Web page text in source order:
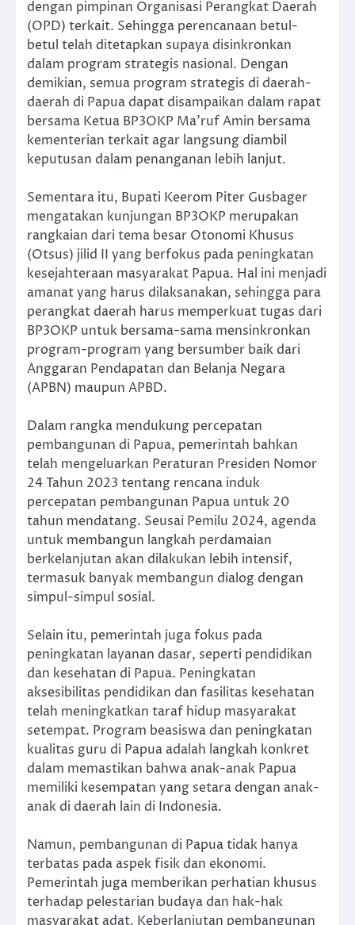
dengan pimpinan Organisasi Perangkat Daerah
(OPD) terkait. Sehingga perencanaan betul-
betul telah ditetapkan supaya disinkronkan
dalam program strategis nasional. Dengan
demikian, semua program strategis di daerah-
daerah di Papua dapat disampaikan dalam rapat
bersama Ketua BP3OKP Ma’ruf Amin bersama
kementerian terkait agar langsung diambil
keputusan dalam penanganan lebih lanjut.
Sementara itu, Bupati Keerom Piter Gusbager
mengatakan kunjungan BP3OKP merupakan
rangkaian dari tema besar Otonomi Khusus
(Otsus) jilid II yang berfokus pada peningkatan
kesejahteraan masyarakat Papua. Hal ini menjadi
amanat yang harus dilaksanakan, sehingga para
perangkat daerah harus memperkuat tugas dari
BP3OKP untuk bersama-sama mensinkronkan
program-program yang bersumber baik dari
Anggaran Pendapatan dan Belanja Negara
(APBN) maupun APBD.
Dalam rangka mendukung percepatan
pembangunan di Papua, pemerintah bahkan
telah mengeluarkan Peraturan Presiden Nomor
24 Tahun 2023 tentang rencana induk
percepatan pembangunan Papua untuk 20
tahun mendatang. Seusai Pemilu 2024, agenda
untuk membangun langkah perdamaian
berkelanjutan akan dilakukan lebih intensif,
termasuk banyak membangun dialog dengan
simpul-simpul sosial.
Selain itu, pemerintah juga fokus pada
peningkatan layanan dasar, seperti pendidikan
dan kesehatan di Papua. Peningkatan
aksesibilitas pendidikan dan fasilitas kesehatan
telah meningkatkan taraf hidup masyarakat
setempat. Program beasiswa dan peningkatan
kualitas guru di Papua adalah langkah konkret
dalam memastikan bahwa anak-anak Papua
memiliki kesempatan yang setara dengan anak-
anak di daerah lain di Indonesia.
Namun, pembangunan di Papua tidak hanya
terbatas pada aspek fisik dan ekonomi.
Pemerintah juga memberikan perhatian khusus
terhadap pelestarian budaya dan hak-hak
masyarakat adat. Keberlanjutan pembangunan